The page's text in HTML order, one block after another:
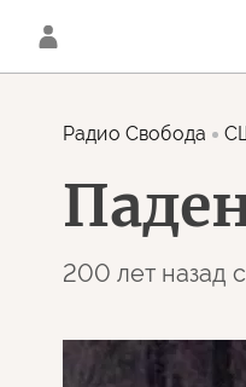
Радио Свобода
200 лет назад